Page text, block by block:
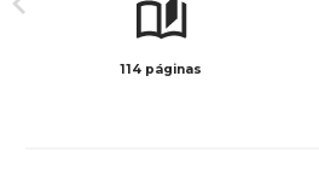
114 páginas